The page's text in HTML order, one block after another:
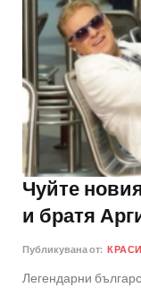
Чуйте
и братя
Публикувана от:
Легендарни